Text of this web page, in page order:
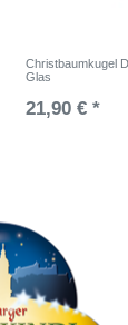
Christbaumkugel
Glas
21,90 € *